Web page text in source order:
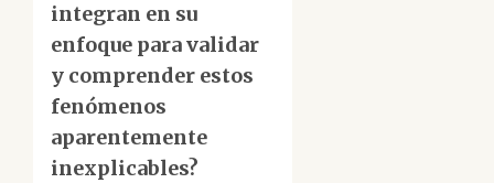
integran en su
enfoque para validar
y comprender estos
fenómenos
aparentemente
inexplicables?